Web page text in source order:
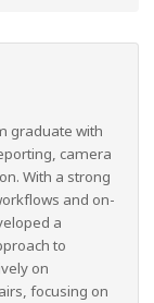
graduate with
camera
With a strong
and on-
a
to
on
focusing on